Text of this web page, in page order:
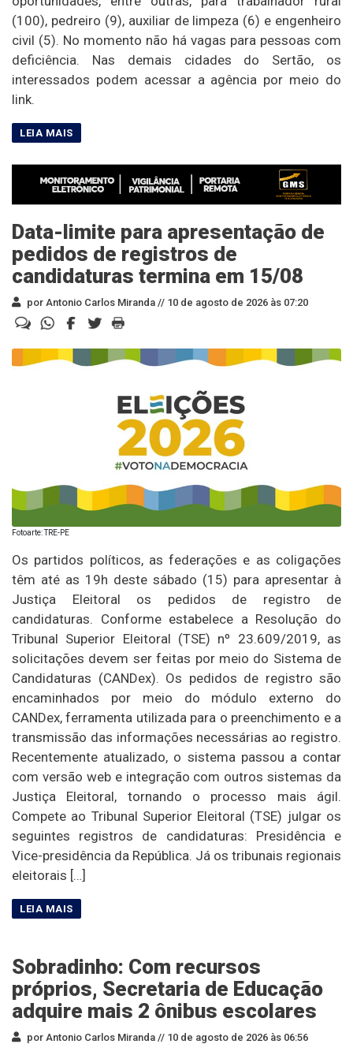
(100), pedreiro (9), auxiliar de limpeza (6) e engenheiro
civil (5). No momento não há vagas para pessoas com
deficiência. Nas demais cidades do Sertão, os
interessados podem acessar a agência por meio do
link.
Data-limite para apresentação de
pedidos de registros de
candidaturas termina em 15/08
por Antonio Carlos Miranda // 10 de agosto de 2026 às 07:20
Fotoarte: TRE-PE
Os partidos políticos, as federações e as coligações
têm até as 19h deste sábado (15) para apresentar à
Justiça Eleitoral os pedidos de registro de
candidaturas. Conforme estabelece a Resolução do
Tribunal Superior Eleitoral (TSE) nº 23.609/2019, as
solicitações devem ser feitas por meio do Sistema de
Candidaturas (CANDex). Os pedidos de registro são
encaminhados por meio do módulo externo do
CANDex, ferramenta utilizada para o preenchimento e a
transmissão das informações necessárias ao registro.
Recentemente atualizado, o sistema passou a contar
com versão web e integração com outros sistemas da
Justiça Eleitoral, tornando o processo mais ágil.
Compete ao Tribunal Superior Eleitoral (TSE) julgar os
seguintes registros de candidaturas: Presidência e
Vice-presidência da República. Já os tribunais regionais
eleitorais […]
Sobradinho: Com recursos
próprios, Secretaria de Educação
adquire mais 2 ônibus escolares
por Antonio Carlos Miranda // 10 de agosto de 2026 às 06:56